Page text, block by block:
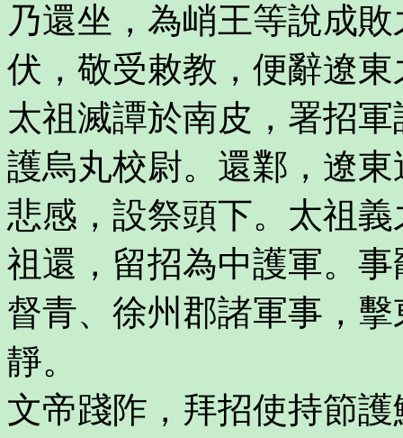
乃還坐，為峭王等說成
伏，敬受敕教，便辭遼
太祖滅譚於南皮，署招
護烏丸校尉。還鄴，遼
悲感，設祭頭下。太祖
祖還，留招為中護軍。
督青、徐州郡諸軍事，
靜。
文帝踐阼，拜招使持節